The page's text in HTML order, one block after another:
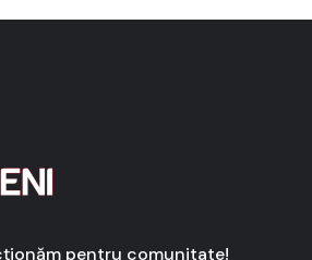
pentru comunitate!